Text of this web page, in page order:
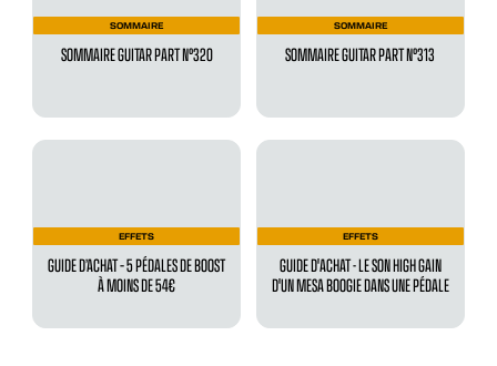
SOMMAIRE
SOMMAIRE GUITAR PART N°320
SOMMAIRE
SOMMAIRE GUITAR PART N°313
EFFETS
GUIDE D’ACHAT – 5 PÉDALES DE BOOST
À MOINS DE 54€
EFFETS
GUIDE D'ACHAT - LE SON HIGH GAIN
D'UN MESA BOOGIE DANS UNE PÉDALE